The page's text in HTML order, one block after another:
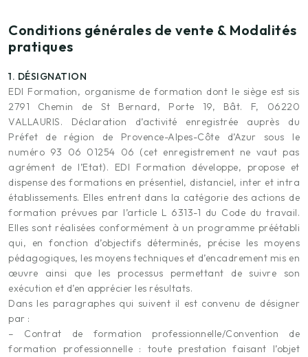
Conditions générales de vente & Modalités
pratiques
1. DÉSIGNATION
EDI Formation, organisme de formation dont le siège est sis
2791 Chemin de St Bernard, Porte 19, Bât. F, 06220
VALLAURIS. Déclaration d’activité enregistrée auprès du
Préfet de région de Provence-Alpes-Côte d’Azur sous le
numéro 93 06 01254 06 (cet enregistrement ne vaut pas
agrément de l’Etat). EDI Formation développe, propose et
dispense des formations en présentiel, distanciel, inter et intra
établissements. Elles entrent dans la catégorie des actions de
formation prévues par l’article L 6313-1 du Code du travail.
Elles sont réalisées conformément à un programme préétabli
qui, en fonction d’objectifs déterminés, précise les moyens
pédagogiques, les moyens techniques et d’encadrement mis en
œuvre ainsi que les processus permettant de suivre son
exécution et d’en apprécier les résultats.
Dans les paragraphes qui suivent il est convenu de désigner
par :
– Contrat de formation professionnelle/Convention de
formation professionnelle : toute prestation faisant l’objet